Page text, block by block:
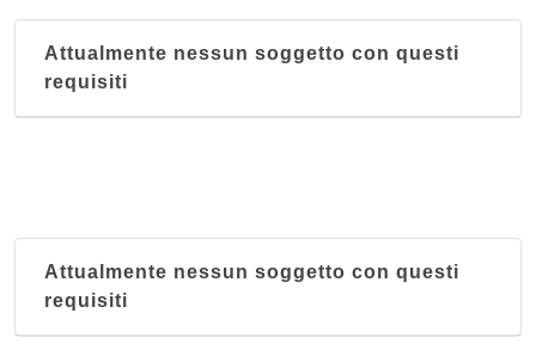
Attualmente nessun soggetto con questi
requisiti
Attualmente nessun soggetto con questi
requisiti